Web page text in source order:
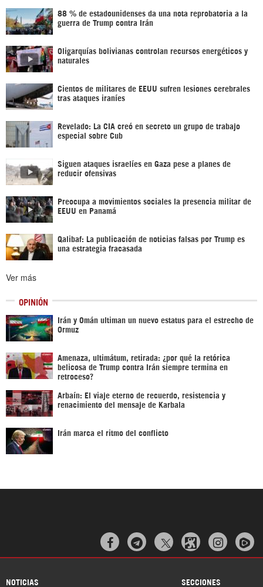
88 % de estadounidenses da una nota reprobatoria a la
guerra de Trump contra Irán
Oligarquías bolivianas controlan recursos energéticos y
naturales
Cientos de militares de EEUU sufren lesiones cerebrales
tras ataques iraníes
Revelado: La CIA creó en secreto un grupo de trabajo
especial sobre Cub
Siguen ataques israelíes en Gaza pese a planes de
reducir ofensivas
Preocupa a movimientos sociales la presencia militar de
EEUU en Panamá
Qalibaf: La publicación de noticias falsas por Trump es
una estrategia fracasada
Ver más
OPINIÓN
Irán y Omán ultiman un nuevo estatus para el estrecho de
Ormuz
Amenaza, ultimátum, retirada: ¿por qué la retórica
belicosa de Trump contra Irán siempre termina en
retroceso?
Arbaín: El viaje eterno de recuerdo, resistencia y
renacimiento del mensaje de Karbala
Irán marca el ritmo del conflicto
  
NOTICIAS SECCIONES